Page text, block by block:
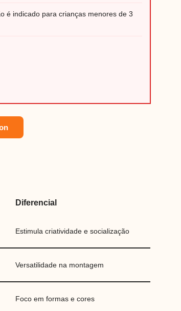
é indicado para crianças menores de 3
Diferencial
Estimula criatividade e socialização
Versatilidade na montagem
Foco em formas e cores